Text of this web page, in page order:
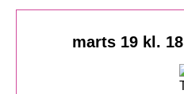
marts 19 kl.